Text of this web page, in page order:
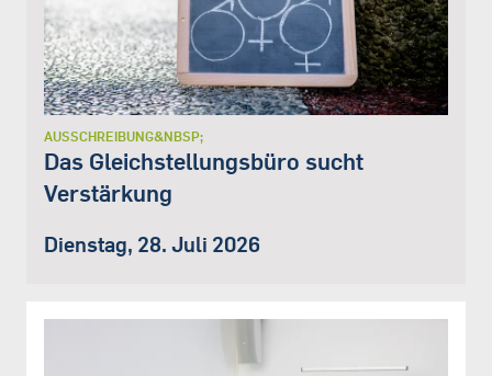
AUSSCHREIBUNG&NBSP;
Das Gleichstellungsbüro sucht
Verstärkung
Dienstag, 28. Juli 2026